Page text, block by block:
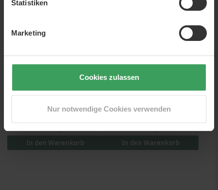
Statistiken
Marketing
Cookies zulassen
Nur notwendige Cookies verwenden
Price's Celebration Candles
Number 0
In den Warenkorb
Price's Celebration Candles
Number 0
In den Warenkorb